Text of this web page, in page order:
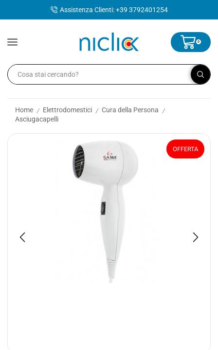
Assistenza Clienti: +39 3792401254
0
Home / Elettrodomestici / Cura della Persona /
Asciugacapelli
OFFERTA